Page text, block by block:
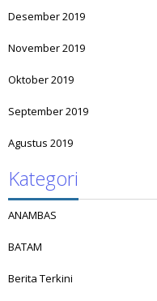
Desember 2019
November 2019
Oktober 2019
September 2019
Agustus 2019
Kategori
ANAMBAS
BATAM
Berita Terkini